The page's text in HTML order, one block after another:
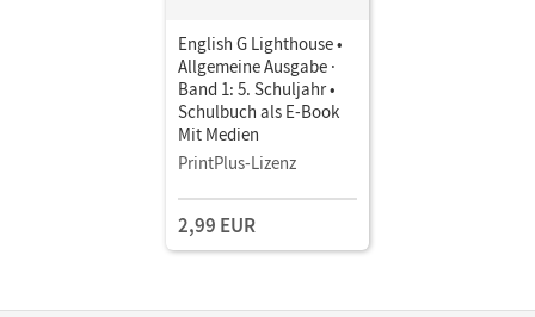
English G Lighthouse •
Allgemeine Ausgabe ·
Band 1: 5. Schuljahr •
Schulbuch als E-Book
Mit Medien
PrintPlus-Lizenz
2,99 EUR